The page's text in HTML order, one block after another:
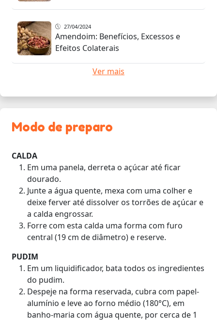
27/04/2024
Amendoim: Benefícios, Excessos e
Efeitos Colaterais
Ver mais
Modo de preparo
CALDA
Em uma panela, derreta o açúcar até ficar
dourado.
Junte a água quente, mexa com uma colher e
deixe ferver até dissolver os torrões de açúcar e
a calda engrossar.
Forre com esta calda uma forma com furo
central (19 cm de diâmetro) e reserve.
PUDIM
Em um liquidificador, bata todos os ingredientes
do pudim.
Despeje na forma reservada, cubra com papel-
alumínio e leve ao forno médio (180°C), em
banho-maria com água quente, por cerca de 1